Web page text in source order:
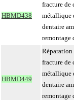
HBMD438
fracture de
métallique
dentaire
remontage
HBMD449
Réparation
fracture de
métallique
dentaire
remontage